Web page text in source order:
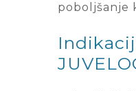
poboljšanje